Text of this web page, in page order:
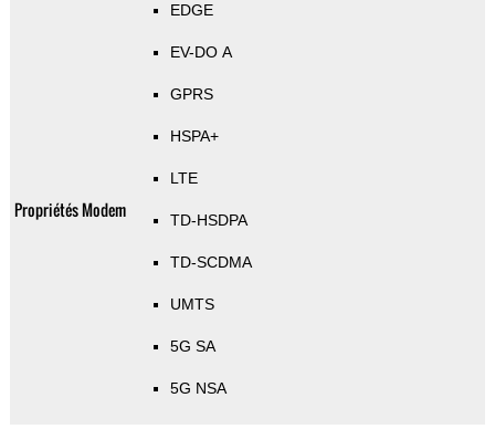
Propriétés Modem
EDGE
EV-DO A
GPRS
HSPA+
LTE
TD-HSDPA
TD-SCDMA
UMTS
5G SA
5G NSA